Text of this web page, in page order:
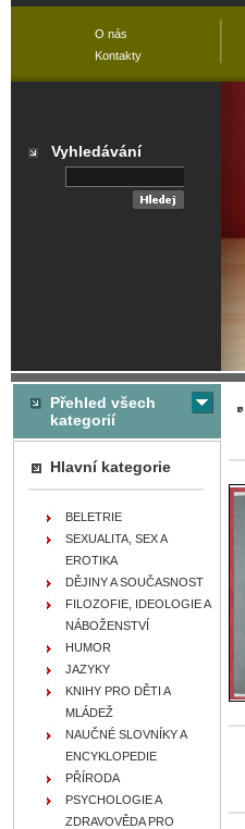
Přehled všech
kategorií
Hlavní kategorie
BELETRIE
SEXUALITA, SEX A
EROTIKA
DĚJINY A SOUČASNOST
FILOZOFIE, IDEOLOGIE A
NÁBOŽENSTVÍ
HUMOR
JAZYKY
KNIHY PRO DĚTI A
MLÁDEŽ
NAUČNÉ SLOVNÍKY A
ENCYKLOPEDIE
PŘÍRODA
PSYCHOLOGIE A
ZDRAVOVĚDA PRO
O nás
Kontakty
Vyhledávání